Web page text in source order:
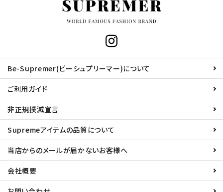
Be-Supremer(ビーシュプリーマー)について
ご利用ガイド
非正規撲滅宣言
Supremeアイテムの品質について
当店からのメールが届かないお客様へ
会社概要